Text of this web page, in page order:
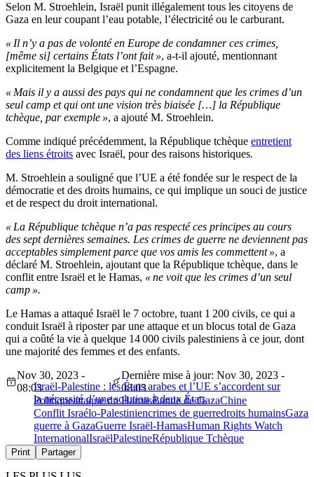
Selon M. Stroehlein, Israël punit illégalement tous les citoyens de
Gaza en leur coupant l’eau potable, l’électricité ou le carburant.
« Il n’y a pas de volonté en Europe de condamner ces crimes,
[même si] certains États l’ont fait », a-t-il ajouté, mentionnant
explicitement la Belgique et l’Espagne.
« Mais il y a aussi des pays qui ne condamnent que les crimes d’un
seul camp et qui ont une vision très biaisée […] la République
tchèque, par exemple », a ajouté M. Stroehlein.
Comme indiqué précédemment, la République tchèque entretient
des liens étroits avec Israël, pour des raisons historiques.
M. Stroehlein a souligné que l’UE a été fondée sur le respect de la
démocratie et des droits humains, ce qui implique un souci de justice
et de respect du droit international.
« La République tchèque n’a pas respecté ces principes au cours
des sept dernières semaines. Les crimes de guerre ne deviennent pas
acceptables simplement parce que vos amis les commettent », a
déclaré M. Stroehlein, ajoutant que la République tchèque, dans le
conflit entre Israël et le Hamas, « ne voit que les crimes d’un seul
camp ».
Le Hamas a attaqué Israël le 7 octobre, tuant 1 200 civils, ce qui a
conduit Israël à riposter par une attaque et un blocus total de Gaza
qui a coûté la vie à quelque 14 000 civils palestiniens à ce jour, dont
une majorité des femmes et des enfants.
Israël-Palestine : les États arabes et l’UE s’accordent sur
la nécessité d’une solution à deux États
Nov 30, 2023 -
08:03
Dernière mise à jour: Nov 30, 2023 -
08:03
Politiqueattaque du HamasBande de GazaChine
Conflit Israélo-Palestiniencrimes de guerredroits humainsGaza
guerre à GazaGuerre Israël-HamasHuman Rights Watch
InternationalIsraëlPalestineRépublique Tchèque
Print Partager